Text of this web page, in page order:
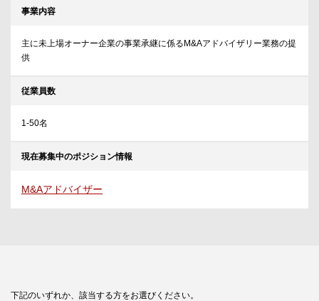
事業内容
主に未上場オーナー企業の事業承継に係るM&Aアドバイザリー業務の提
供
従業員数
1-50名
現在募集中のポジション情報
M&Aアドバイザー
下記のいずれか、該当する方をお選びください。